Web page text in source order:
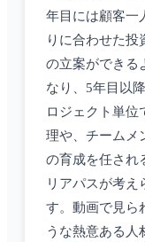
年目には顧客一
りに合わせた投
の立案ができる
なり、5年目以
ロジェクト単位
理や、チームメ
の育成を任され
リアパスが考え
す。動画で見ら
うな熱意ある人